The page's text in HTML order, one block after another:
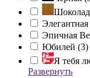
Эпичная
Юбилей (3)
Я тебя
Развернуть